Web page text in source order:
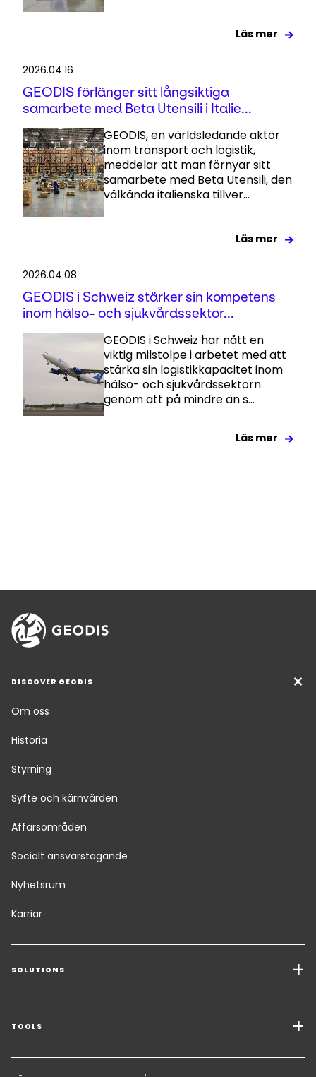
Läs mer
2026.04.16
GEODIS förlänger sitt långsiktiga
samarbete med Beta Utensili i Italie...
GEODIS, en världsledande aktör
inom transport och logistik,
meddelar att man förnyar sitt
samarbete med Beta Utensili, den
välkända italienska tillver...
Läs mer
2026.04.08
GEODIS i Schweiz stärker sin kompetens
inom hälso- och sjukvårdssektor...
GEODIS i Schweiz har nått en
viktig milstolpe i arbetet med att
stärka sin logistikkapacitet inom
hälso- och sjukvårdssektorn
genom att på mindre än s...
Läs mer
DISCOVER GEODIS
Om oss
Historia
Styrning
Syfte och kärnvärden
Affärsområden
Socialt ansvarstagande
Nyhetsrum
Karriär
SOLUTIONS
Transporttjänster
Lösningar för godstransporter
Lagerhållning & mervärdeslogistik
TOOLS
Få en offert